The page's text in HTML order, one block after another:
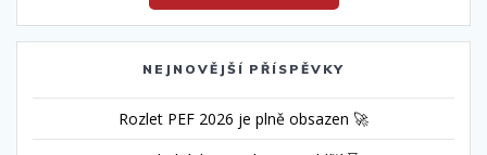
NEJNOVĚJŠÍ PŘÍSPĚVKY
Rozlet PEF 2026 je plně obsazen 🚀